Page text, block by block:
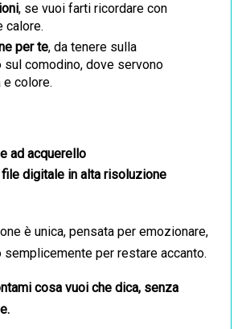
, se vuoi farti ricordare con
calore.
per te, da tenere sulla
sul comodino, dove servono
colore.
ad acquerello
file digitale in alta risoluzione
è unica, pensata per emozionare,
semplicemente per restare accanto.
cosa vuoi che dica, senza